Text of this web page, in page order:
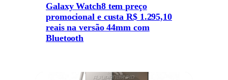
Galaxy Watch8 tem preço
promocional e custa R$ 1.295,10
reais na versão 44mm com
Bluetooth